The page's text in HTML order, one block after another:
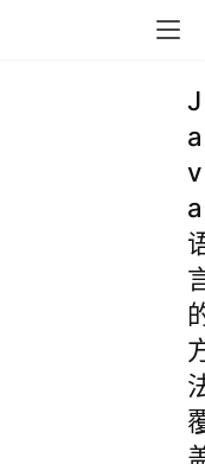
J
a
v
a